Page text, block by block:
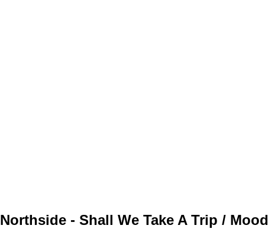
Northside - Shall We Take A Trip /